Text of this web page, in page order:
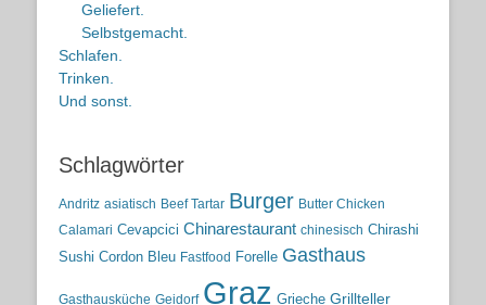
Geliefert.
Selbstgemacht.
Schlafen.
Trinken.
Und sonst.
Schlagwörter
Andritz asiatisch Beef Tartar Burger Butter Chicken
Calamari Cevapcici Chinarestaurant chinesisch Chirashi
Sushi Cordon Bleu Fastfood Forelle Gasthaus
Gasthausküche Geidorf Graz Grieche Grillteller